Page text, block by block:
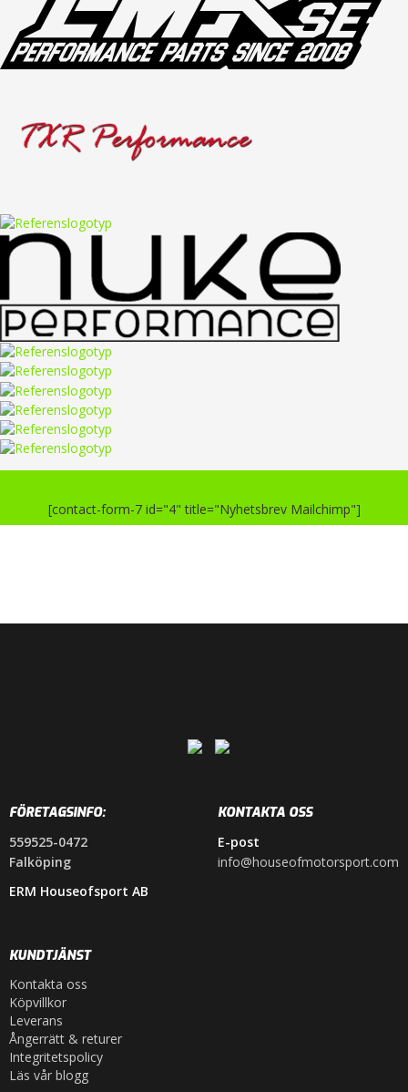
[contact-form-7 id="4" title="Nyhetsbrev Mailchimp"]
FÖRETAGSINFO:
559525-0472
Falköping
ERM Houseofsport AB
KONTAKTA OSS
E-post
info@houseofmotorsport.com
KUNDTJÄNST
Kontakta oss
Köpvillkor
Leverans
Ångerrätt & returer
Integritetspolicy
Läs vår blogg